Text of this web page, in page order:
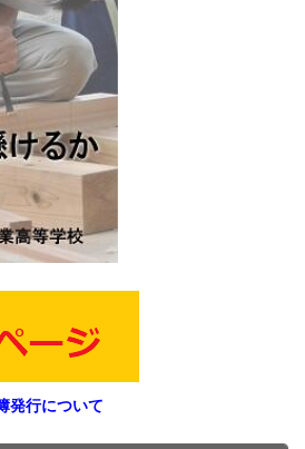
発行について